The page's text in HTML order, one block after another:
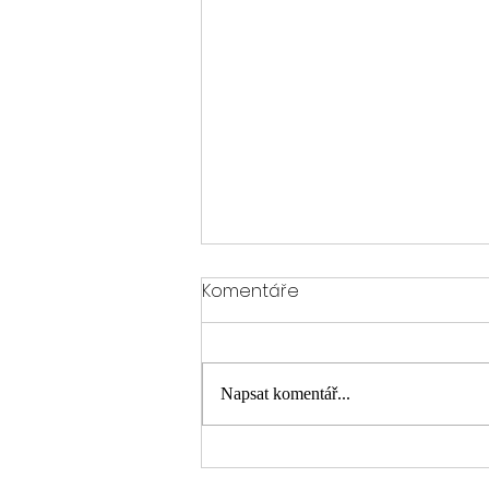
Jak na aktualizaci softwaru
Ahoj Indiani! Protože se teď na
Facebooku rozjela diskuse o tom, že
dáváme dohromady tenhle rychlý
Komentáře
Napsat komentář...